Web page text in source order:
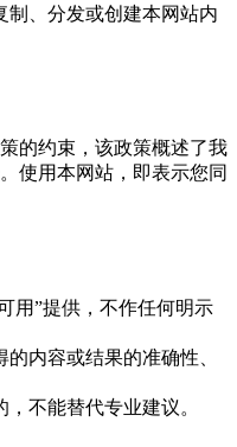
制、分发或创建本网站内
的约束，该政策概述了我
使用本网站，即表示您同
用”提供，不作任何明示
内容或结果的准确性、
不能替代专业建议。